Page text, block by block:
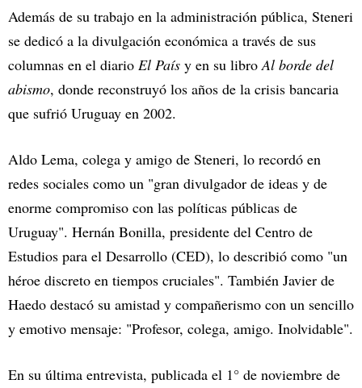
Además de su trabajo en la administración pública, Steneri
se dedicó a la divulgación económica a través de sus
columnas en el diario El País y en su libroAl borde del
abismo, donde reconstruyó los años de la crisis bancaria
que sufrió Uruguay en 2002.
Aldo Lema, colega y amigo de Steneri, lo recordó en
redes sociales como un "gran divulgador de ideas y de
enorme compromiso con las políticas públicas de
Uruguay". Hernán Bonilla, presidente del Centro de
Estudios para el Desarrollo (CED), lo describió como "un
héroe discreto en tiempos cruciales". También Javier de
Haedo destacó su amistad y compañerismo con un sencillo
y emotivo mensaje: "Profesor, colega, amigo. Inolvidable".
En su última entrevista, publicada el 1° de noviembre de